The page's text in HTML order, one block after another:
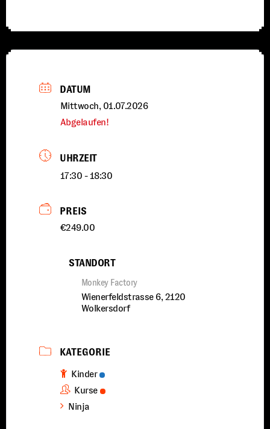
DATUM
Mittwoch, 01.07.2026
Abgelaufen!
UHRZEIT
17:30 - 18:30
PREIS
€249.00
STANDORT
Monkey Factory
Wienerfeldstrasse 6, 2120
Wolkersdorf
KATEGORIE
Kinder
Kurse
Ninja